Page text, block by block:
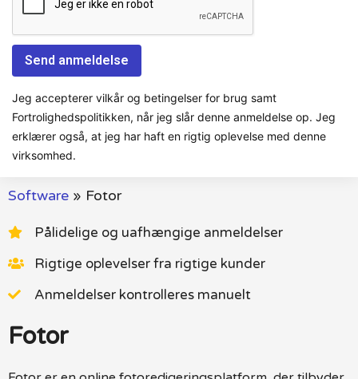
Jeg accepterer vilkår og betingelser for brug samt
Fortrolighedspolitikken, når jeg slår denne anmeldelse op. Jeg
erklærer også, at jeg har haft en rigtig oplevelse med denne
virksomhed.
Software » Fotor
Pålidelige og uafhængige anmeldelser
Rigtige oplevelser fra rigtige kunder
Anmeldelser kontrolleres manuelt
Fotor